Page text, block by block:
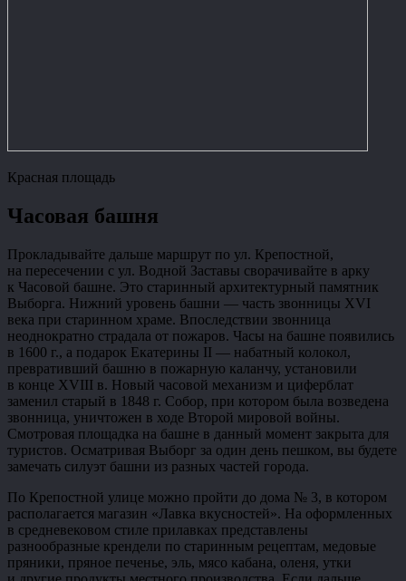
Красная площадь
Часовая башня
Прокладывайте дальше маршрут по ул. Крепостной,
на пересечении с ул. Водной Заставы сворачивайте в арку
к Часовой башне. Это старинный архитектурный памятник
Выборга. Нижний уровень башни — часть звонницы XVI
века при старинном храме. Впоследствии звонница
неоднократно страдала от пожаров. Часы на башне появились
в 1600 г., а подарок Екатерины II — набатный колокол,
превративший башню в пожарную каланчу, установили
в конце XVIII в. Новый часовой механизм и циферблат
заменил старый в 1848 г. Собор, при котором была возведена
звонница, уничтожен в ходе Второй мировой войны.
Смотровая площадка на башне в данный момент закрыта для
туристов. Осматривая Выборг за один день пешком, вы будете
замечать силуэт башни из разных частей города.
По Крепостной улице можно пройти до дома № 3, в котором
располагается магазин «Лавка вкусностей». На оформленных
в средневековом стиле прилавках представлены
разнообразные крендели по старинным рецептам, медовые
пряники, пряное печенье, эль, мясо кабана, оленя, утки